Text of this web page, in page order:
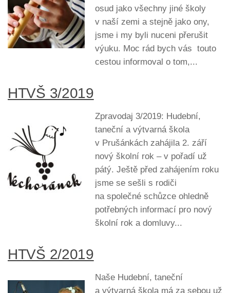
osud jako všechny jiné školy
v naší zemi a stejně jako ony,
jsme i my byli nuceni přerušit
výuku. Moc rád bych vás touto
cestou informoval o tom,...
HTVŠ 3/2019
Zpravodaj 3/2019: Hudební,
taneční a výtvarná škola
v Prušánkách zahájila 2. září
nový školní rok – v pořadí už
pátý. Ještě před zahájením roku
jsme se sešli s rodiči
na společné schůzce ohledně
potřebných informací pro nový
školní rok a domluvy...
HTVŠ 2/2019
Naše Hudební, taneční
a výtvarná škola má za sebou už